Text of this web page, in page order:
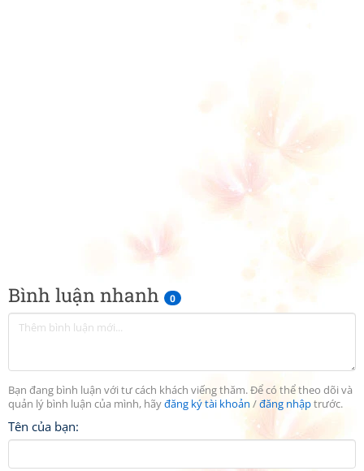
Bình luận nhanh 0
Bạn đang bình luận với tư cách khách viếng thăm. Để có thể theo dõi và
quản lý bình luận của mình, hãyđăng ký tài khoản /đăng nhậptrước.
Tên của bạn: